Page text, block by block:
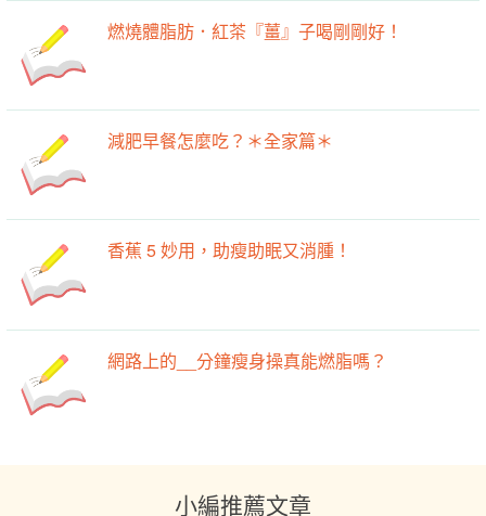
燃燒體脂肪．紅茶『薑』子喝剛剛好！
減肥早餐怎麼吃？＊全家篇＊
香蕉 5 妙用，助瘦助眠又消腫！
網路上的__分鐘瘦身操真能燃脂嗎？
小編推薦文章